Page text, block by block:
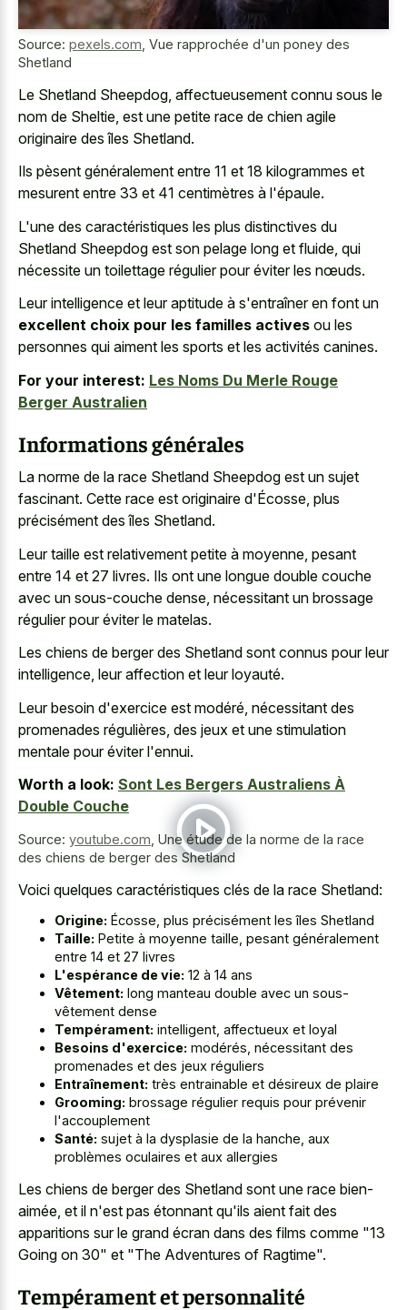
Source: pexels.com Vue rapprochée d'un poney des
Shetland
Le Shetland Sheepdog, affectueusement connu sous le
nom de Sheltie, est une petite race de chien agile
originaire des îles Shetland.
Ils pèsent généralement entre 11 et 18 kilogrammes et
mesurent entre 33 et 41 centimètres à l'épaule.
L'une des caractéristiques les plus distinctives du
Shetland Sheepdog est son pelage long et fluide, qui
nécessite un toilettage régulier pour éviter les nœuds.
Leur intelligence et leur aptitude à s'entraîner en font un
excellent choix pour les familles actives ou les
personnes qui aiment les sports et les activités canines.
For your interest: Les Noms Du Merle Rouge
Berger Australien
Informations générales
La norme de la race Shetland Sheepdog est un sujet
fascinant. Cette race est originaire d'Écosse, plus
précisément des îles Shetland.
Leur taille est relativement petite à moyenne, pesant
entre 14 et 27 livres. Ils ont une longue double couche
avec un sous-couche dense, nécessitant un brossage
régulier pour éviter le matelas.
Les chiens de berger des Shetland sont connus pour leur
intelligence, leur affection et leur loyauté.
Leur besoin d'exercice est modéré, nécessitant des
promenades régulières, des jeux et une stimulation
mentale pour éviter l'ennui.
Worth a look: Sont Les Bergers Australiens À
Double Couche
Source: youtube.com Une étude de la norme de la race
des chiens de berger des Shetland
Voici quelques caractéristiques clés de la race Shetland:
Origine: Écosse, plus précisément les îles Shetland
Taille: Petite à moyenne taille, pesant généralement
entre 14 et 27 livres
L'espérance de vie: 12 à 14 ans
Vêtement: long manteau double avec un sous-
vêtement dense
Tempérament: intelligent, affectueux et loyal
Besoins d'exercice: modérés, nécessitant des
promenades et des jeux réguliers
Entraînement: très entrainable et désireux de plaire
Grooming: brossage régulier requis pour prévenir
l'accouplement
Santé: sujet à la dysplasie de la hanche, aux
problèmes oculaires et aux allergies
Les chiens de berger des Shetland sont une race bien-
aimée, et il n'est pas étonnant qu'ils aient fait des
apparitions sur le grand écran dans des films comme "13
Going on 30" et "The Adventures of Ragtime".
Tempérament et personnalité